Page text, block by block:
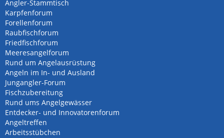
Angler-Stammtisch
Karpfenforum
Forellenforum
Raubfischforum
Friedfischforum
Meeresangelforum
Rund um Angelausrüstung
Angeln im In- und Ausland
Jungangler-Forum
Fischzubereitung
Rund ums Angelgewässer
Entdecker- und Innovatorenforum
Angeltreffen
Arbeitsstübchen